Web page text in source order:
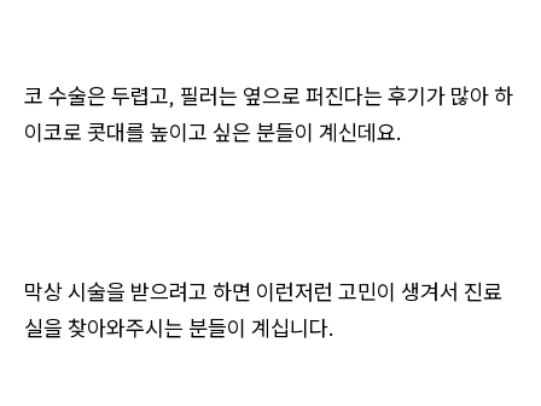
코 수술은 두렵고, 필러는 옆으로 퍼진다는 후기가 많아 하
이코로 콧대를 높이고 싶은 분들이 계신데요.
막상 시술을 받으려고 하면 이런저런 고민이 생겨서 진료
실을 찾아와주시는 분들이 계십니다.